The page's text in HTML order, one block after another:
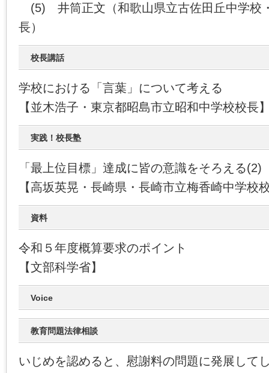
(5) 井筒正文（和歌山県立古佐田丘中学校
長）
校長講話
学校における「言葉」について考える
【並木浩子・東京都昭島市立昭和中学校校長
実践！校長塾
「最上位目標」達成に皆の意識をそろえる(2)
【高坂英晃・長崎県・長崎市立梅香崎中学校
資料
令和５年度概算要求のポイント
【文部科学省】
Voice
教育問題法律相談
いじめを認めると、慰謝料の問題に発展して